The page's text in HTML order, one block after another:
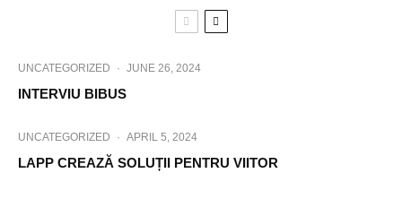
UNCATEGORIZED · JUNE 26, 2024
INTERVIU BIBUS
UNCATEGORIZED · APRIL 5, 2024
LAPP CREAZĂ SOLUȚII PENTRU VIITOR